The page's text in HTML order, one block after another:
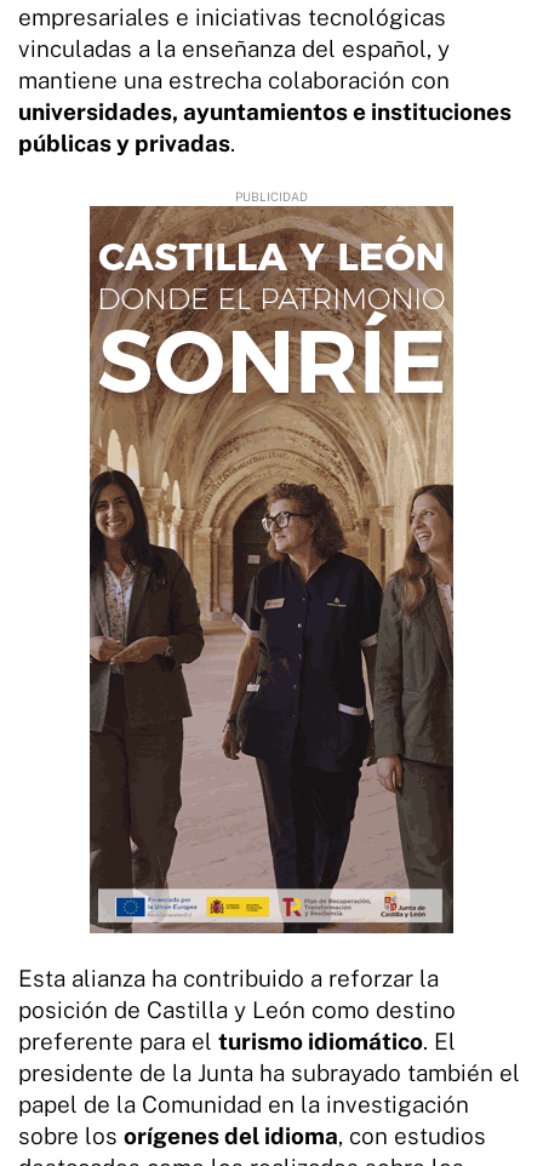
empresariales e iniciativas tecnológicas
vinculadas a la enseñanza del español, y
mantiene una estrecha colaboración con
universidades, ayuntamientos e instituciones
públicas y privadas.
Esta alianza ha contribuido a reforzar la
posición de Castilla y León como destino
preferente para el turismo idiomático. El
presidente de la Junta ha subrayado también el
papel de la Comunidad en la investigación
sobre los orígenes del idioma, con estudios